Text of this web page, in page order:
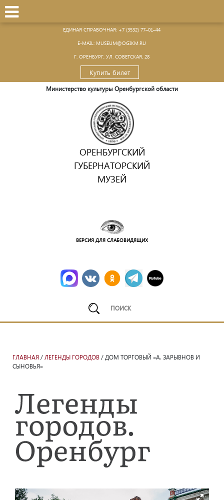
ЕДИНАЯ СПРАВОЧНАЯ: +7 (3532) 77–01–44
Е-MAIL: MUSEUM@OGIKM.RU
Г. ОРЕНБУРГ, УЛ. СОВЕТСКАЯ, 28
Купить билет
Министерство культуры Оренбургской области
ОРЕНБУРГСКИЙ
ГУБЕРНАТОРСКИЙ
МУЗЕЙ
ВЕРСИЯ ДЛЯ СЛАБОВИДЯЩИХ
ГЛАВНАЯ / ЛЕГЕНДЫ ГОРОДОВ / ДОМ ТОРГОВЫЙ «А. ЗАРЫВНОВ И
СЫНОВЬЯ»